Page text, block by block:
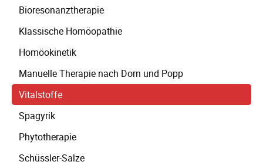
Bioresonanztherapie
Klassische Homöopathie
Homöokinetik
Manuelle Therapie nach Dorn und Popp
Vitalstoffe
Spagyrik
Phytotherapie
Schüssler-Salze